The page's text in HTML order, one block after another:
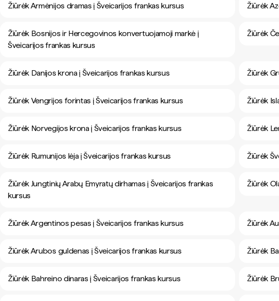
Žiūrėk Armėnijos dramas į Šveicarijos frankas kursus Žiūrėk
Žiūrėk Bosnijos ir Hercegovinos konvertuojamoji markė į
Šveicarijos frankas kursus
Žiūrėk
Žiūrėk Danijos krona į Šveicarijos frankas kursus Žiūrėk
Žiūrėk Vengrijos forintas į Šveicarijos frankas kursus Žiūrėk
Žiūrėk Norvegijos krona į Šveicarijos frankas kursus Žiūrėk
Žiūrėk Rumunijos lėja į Šveicarijos frankas kursus Žiūrėk
Žiūrėk Jungtinių Arabų Emyratų dirhamas į Šveicarijos frankas
kursus
Žiūrėk
Žiūrėk Argentinos pesas į Šveicarijos frankas kursus Žiūrėk
Žiūrėk Arubos guldenas į Šveicarijos frankas kursus Žiūrėk
Žiūrėk Bahreino dinaras į Šveicarijos frankas kursus Žiūrėk